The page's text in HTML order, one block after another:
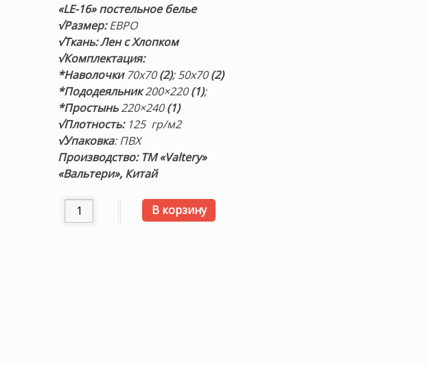
«LE-16» постельное белье
√Размер:ЕВРО
√Ткань: Лен с Хлопком
√Комплектация:
*Наволочки70х70(2); 50х70(2)
*Пододеяльник200×220(1);
*Простынь220×240(1)
√Плотность:125 гр/м2
√Упаковка: ПВХ
Производство: ТМ «Valtery»
«Вальтери», Китай
Количество товара Постельное белье «LE-16» Лен с Хлопком.
В корзину